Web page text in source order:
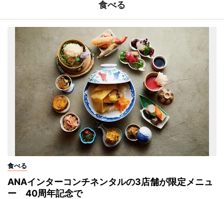
食べる
食べる
ANAインターコンチネンタルの3店舗が限定メニュ
ー 40周年記念で